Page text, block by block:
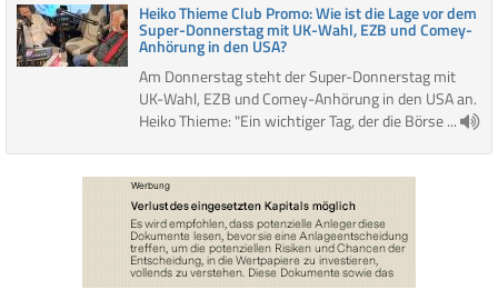
Heiko Thieme Club Promo: Wie ist die Lage vor dem
Super-Donnerstag mit UK-Wahl, EZB und Comey-
Anhörung in den USA?
Am Donnerstag steht der Super-Donnerstag mit
UK-Wahl, EZB und Comey-Anhörung in den USA an.
Heiko Thieme: "Ein wichtiger Tag, der die Börse ...